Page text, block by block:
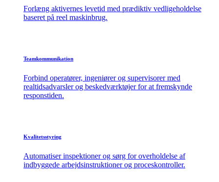
Forlæng aktivernes levetid med prædiktiv vedligeholdelse
baseret på reel maskinbrug.
Teamkommunikation
Forbind operatører, ingeniører og supervisorer med
realtidsadvarsler og beskedværktøjer for at fremskynde
responstiden.
Kvalitetsstyring
Automatiser inspektioner og sørg for overholdelse af
indbyggede arbejdsinstruktioner og proceskontroller.